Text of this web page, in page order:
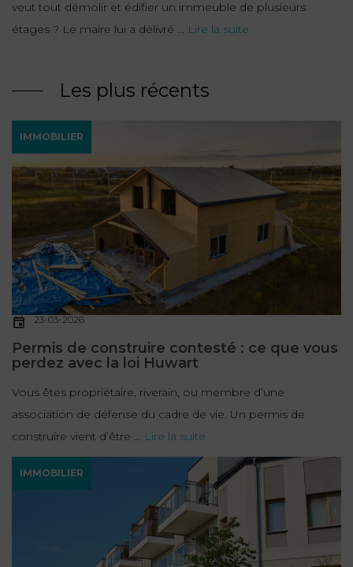
veut tout démolir et édifier un immeuble de plusieurs
étages ? Le maire lui a délivré ... Lire la suite
Les plus récents
IMMOBILIER
23-03-2026
Permis de construire contesté : ce que vous
perdez avec la loi Huwart
Vous êtes propriétaire, riverain, ou membre d’une
association de défense du cadre de vie. Un permis de
construire vient d’être ... Lire la suite
IMMOBILIER